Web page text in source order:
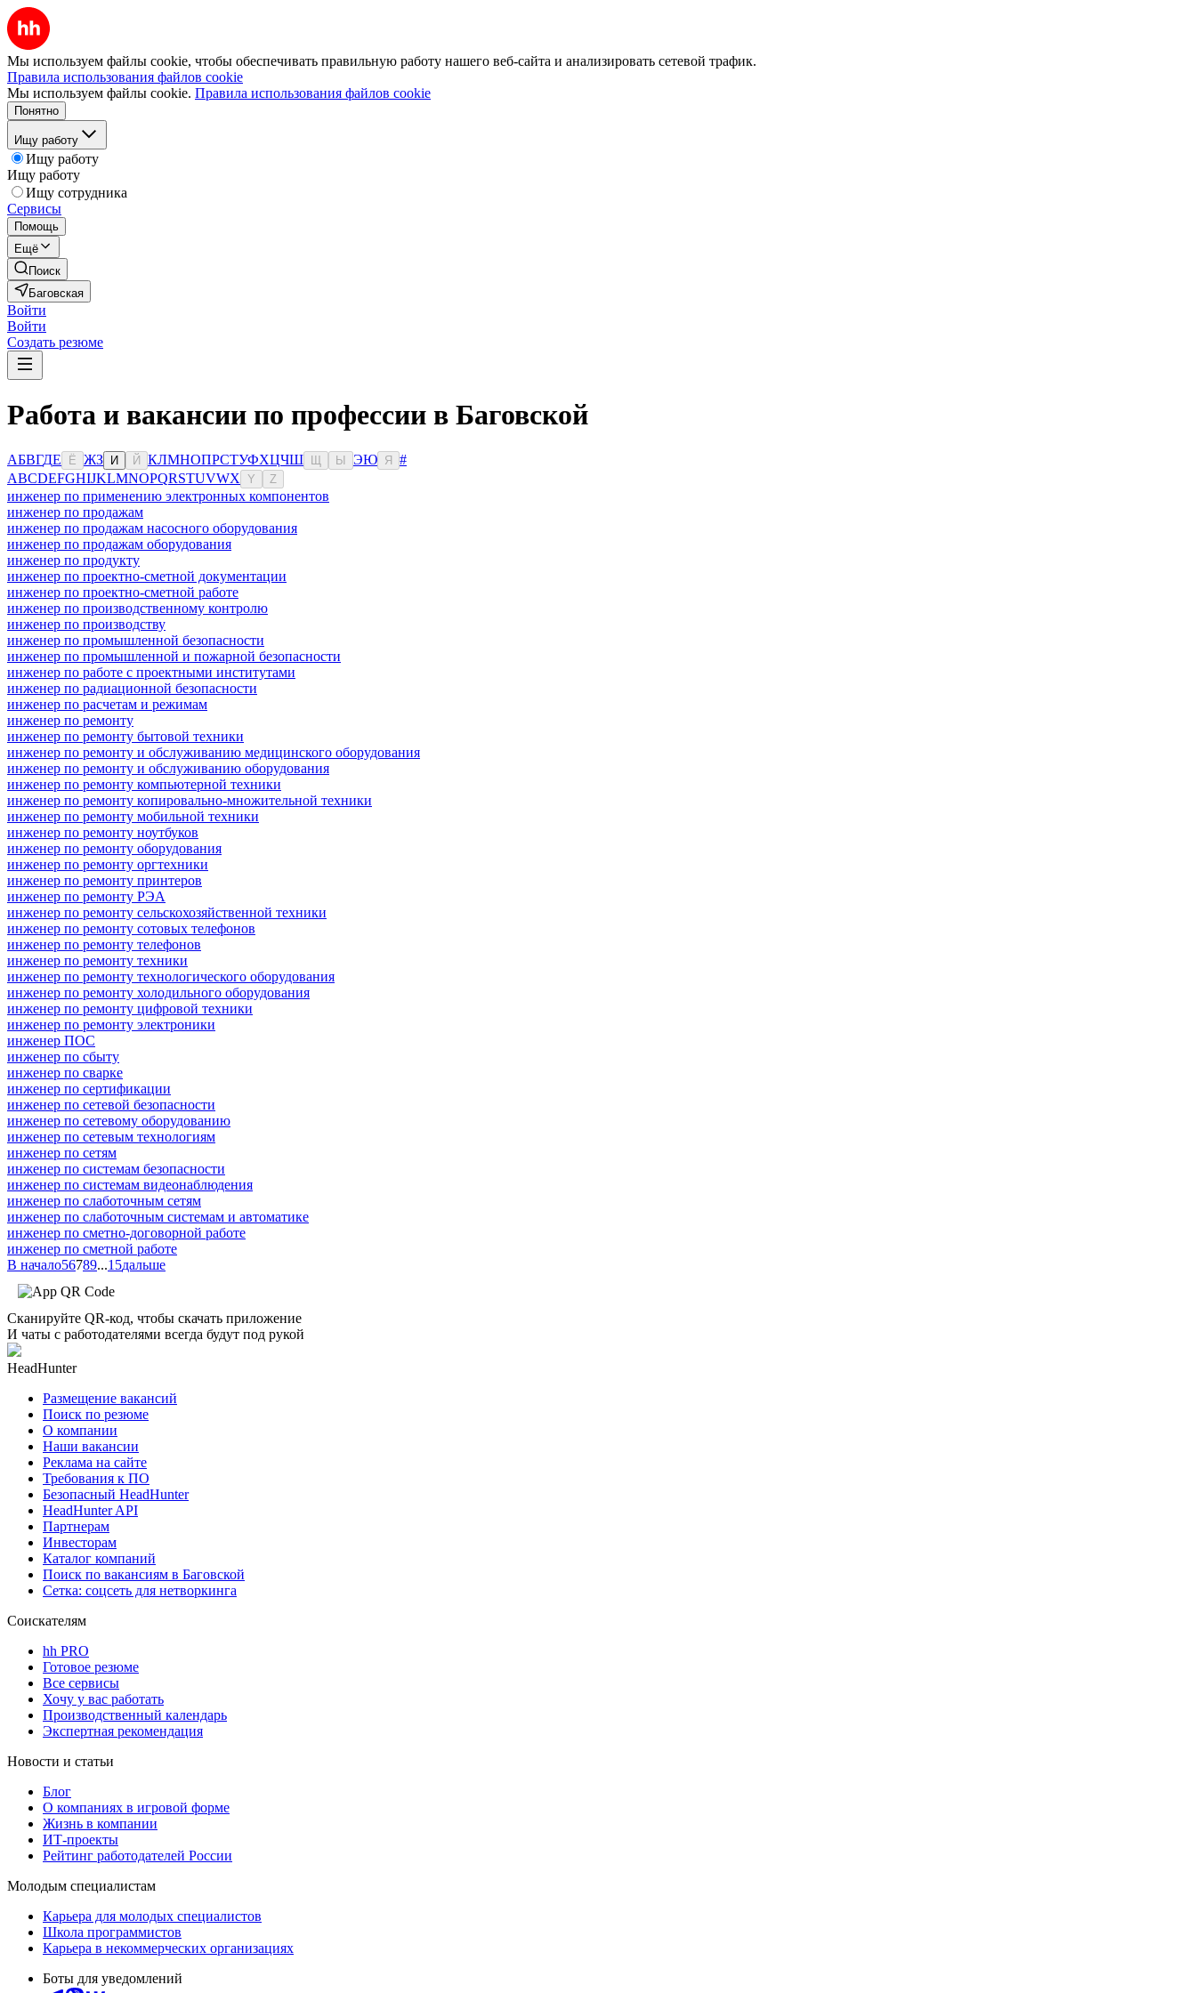
Мы используем файлы cookie, чтобы обеспечивать правильную работу нашего веб-сайта и анализировать сетевой трафик.
Правила использования файлов cookie
Мы используем файлы cookie. Правила использования файлов cookie
Понятно
Ищу работу
Ищу работу
Ищу работу
Ищу сотрудника
Сервисы
Помощь
Ещё
Поиск
Баговская
Войти
Войти
Создать резюме
Работа и вакансии по профессии в Баговской
АБВГДЕ Ё ЖЗ И Й КЛМНОПРСТУФХЦЧШ Ы ЭЮ Я
#
ABCDEFGHIJKLMNOPQRSTUVWX Y Z
инженер по применению электронных компонентов
инженер по продажам
инженер по продажам насосного оборудования
инженер по продажам оборудования
инженер по продукту
инженер по проектно-сметной документации
инженер по проектно-сметной работе
инженер по производственному контролю
инженер по производству
инженер по промышленной безопасности
инженер по промышленной и пожарной безопасности
инженер по работе с проектными институтами
инженер по радиационной безопасности
инженер по расчетам и режимам
инженер по ремонту
инженер по ремонту бытовой техники
инженер по ремонту и обслуживанию медицинского оборудования
инженер по ремонту и обслуживанию оборудования
инженер по ремонту компьютерной техники
инженер по ремонту копировально-множительной техники
инженер по ремонту мобильной техники
инженер по ремонту ноутбуков
инженер по ремонту оборудования
инженер по ремонту оргтехники
инженер по ремонту принтеров
инженер по ремонту РЭА
инженер по ремонту сельскохозяйственной техники
инженер по ремонту сотовых телефонов
инженер по ремонту телефонов
инженер по ремонту техники
инженер по ремонту технологического оборудования
инженер по ремонту холодильного оборудования
инженер по ремонту цифровой техники
инженер по ремонту электроники
инженер ПОС
инженер по сбыту
инженер по сварке
инженер по сертификации
инженер по сетевой безопасности
инженер по сетевому оборудованию
инженер по сетевым технологиям
инженер по сетям
инженер по системам безопасности
инженер по системам видеонаблюдения
инженер по слаботочным сетям
инженер по слаботочным системам и автоматике
инженер по сметно-договорной работе
инженер по сметной работе
В начало56789...15дальше
Сканируйте QR-код, чтобы скачать приложение
И чаты с работодателями всегда будут под рукой
HeadHunter
Размещение вакансий
Поиск по резюме
О компании
Наши вакансии
Реклама на сайте
Требования к ПО
Безопасный HeadHunter
HeadHunter API
Партнерам
Инвесторам
Каталог компаний
Поиск по вакансиям в Баговской
Сетка: соцсеть для нетворкинга
Соискателям
hh PRO
Готовое резюме
Все сервисы
Хочу у вас работать
Производственный календарь
Экспертная рекомендация
Новости и статьи
Блог
О компаниях в игровой форме
Жизнь в компании
ИТ-проекты
Рейтинг работодателей России
Молодым специалистам
Карьера для молодых специалистов
Школа программистов
Карьера в некоммерческих организациях
Боты для уведомлений